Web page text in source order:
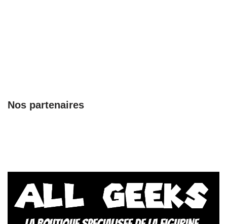
Nos partenaires